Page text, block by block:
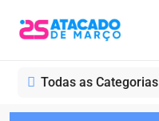
Todas as Categorias